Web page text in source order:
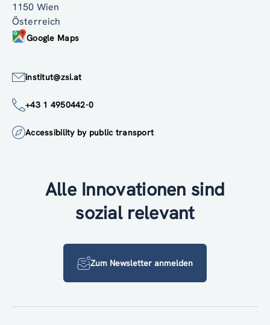
1150 Wien
Österreich
Google Maps
institut@zsi.at
+43 1 4950442-0
Accessibility by public transport
Alle Innovationen sind
sozial relevant
Zum Newsletter anmelden